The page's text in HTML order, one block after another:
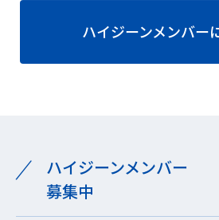
ハイジーンメンバー
ハイジーンメンバー
募集中